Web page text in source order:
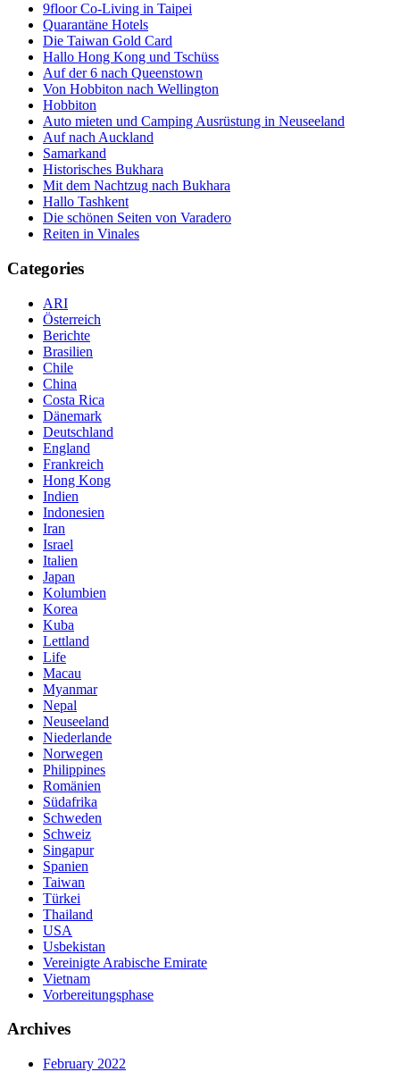
9floor Co-Living in Taipei
Quarantäne Hotels
Die Taiwan Gold Card
Hallo Hong Kong und Tschüss
Auf der 6 nach Queenstown
Von Hobbiton nach Wellington
Hobbiton
Auto mieten und Camping Ausrüstung in Neuseeland
Auf nach Auckland
Samarkand
Historisches Bukhara
Mit dem Nachtzug nach Bukhara
Hallo Tashkent
Die schönen Seiten von Varadero
Reiten in Vinales
Categories
ARI
Österreich
Berichte
Brasilien
Chile
China
Costa Rica
Dänemark
Deutschland
England
Frankreich
Hong Kong
Indien
Indonesien
Iran
Israel
Italien
Japan
Kolumbien
Korea
Kuba
Lettland
Life
Macau
Myanmar
Nepal
Neuseeland
Niederlande
Norwegen
Philippines
Romänien
Südafrika
Schweden
Schweiz
Singapur
Spanien
Taiwan
Türkei
Thailand
USA
Usbekistan
Vereinigte Arabische Emirate
Vietnam
Vorbereitungsphase
Archives
February 2022